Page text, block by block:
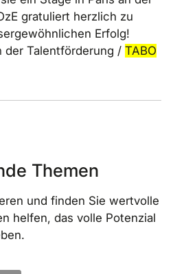
gratuliert herzlich zu
Erfolg!
der Talentförderung / TABO
Themen
und finden Sie wertvolle
helfen, das volle Potenzial